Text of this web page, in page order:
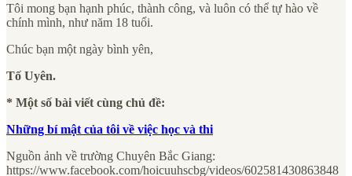
Tôi mong bạn hạnh phúc, thành công, và luôn có thể tự hào về
chính mình, như năm 18 tuổi.
Chúc bạn một ngày bình yên,
Tố Uyên.
* Một số bài viết cùng chủ đề:
Những bí mật của tôi về việc học và thi
Nguồn ảnh về trường Chuyên Bắc Giang:
https://www.facebook.com/hoicuuhscbg/videos/602581430863848